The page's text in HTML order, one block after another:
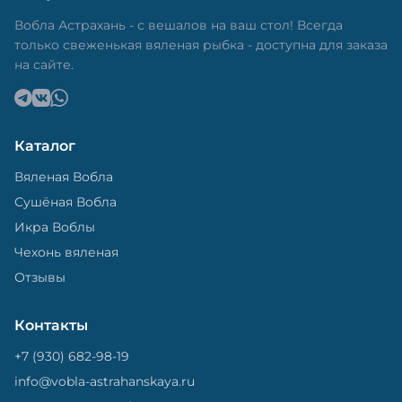
теряла влагу. Вяленая вобла — это не просто
вкусная еда, но и пример того, как можно сочетать
старые рецепты и современные технологии. Её
можно есть с напитками, и это будет очень вкусно.
Вобла Астрахань - с вешалов на ваш стол! Всегда
только свеженькая вяленая рыбка - доступна для заказа
на сайте.
Каталог
Вяленая Вобла
Сушёная Вобла
Икра Воблы
Чехонь вяленая
Отзывы
Контакты
+7 (930) 682-98-19
info@vobla-astrahanskaya.ru